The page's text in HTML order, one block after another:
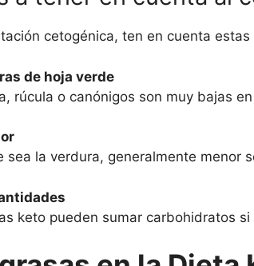
cetogénica, ten en cuenta
de hoja verde
rúcula o canónigos son muy bajas
sea la verdura, generalmente menor
keto pueden sumar carbohidratos